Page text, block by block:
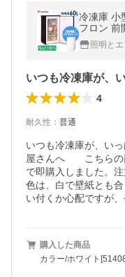
冷凍庫 小
フロン 前
目 大容量
ク アイリ
照明と
4
耐久性 ： 普通
いつも冷凍庫が、い
屋さんへ　　こちら
で即購入しました。
色は、白で壁紙とも
い付くか心配ですが
購入した商品
カラー/ホワイト